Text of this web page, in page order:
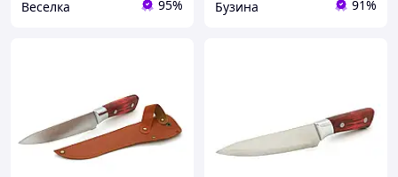
Веселка 95% Бузина 91%